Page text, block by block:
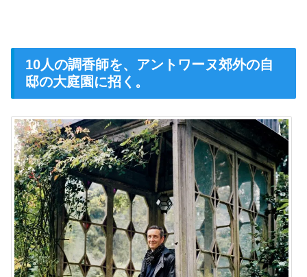
10人の調香師を、アントワーヌ郊外の自
邸の大庭園に招く。